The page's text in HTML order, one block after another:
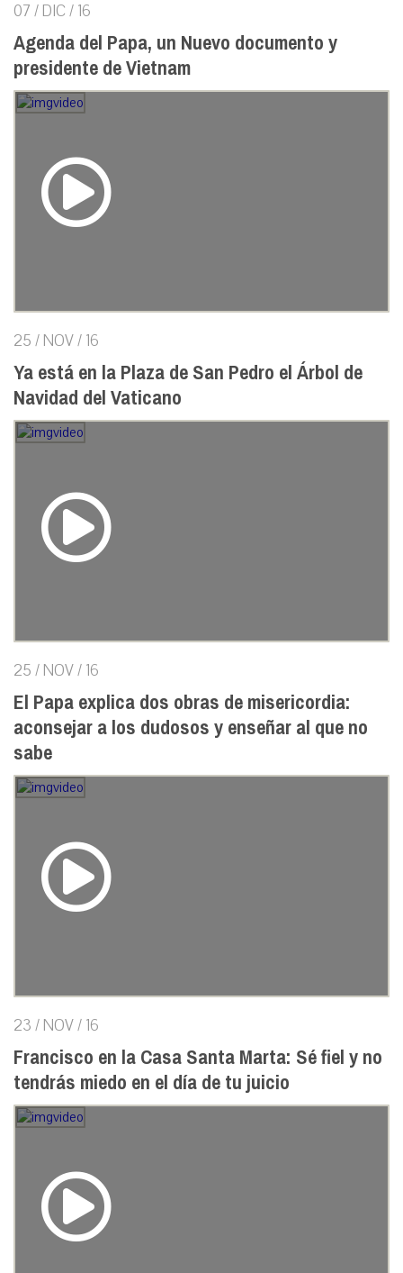
07 / DIC / 16
Agenda del Papa, un Nuevo documento y
presidente de Vietnam
25 / NOV / 16
Ya está en la Plaza de San Pedro el Árbol de
Navidad del Vaticano
25 / NOV / 16
El Papa explica dos obras de misericordia:
aconsejar a los dudosos y enseñar al que no
sabe
23 / NOV / 16
Francisco en la Casa Santa Marta: Sé fiel y no
tendrás miedo en el día de tu juicio